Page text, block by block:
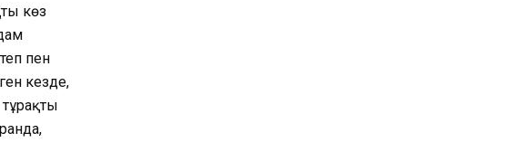
көз
пен
кезде,